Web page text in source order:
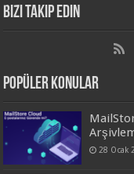
Bizi Takip Edin
Popüler Konular
28 Ocak